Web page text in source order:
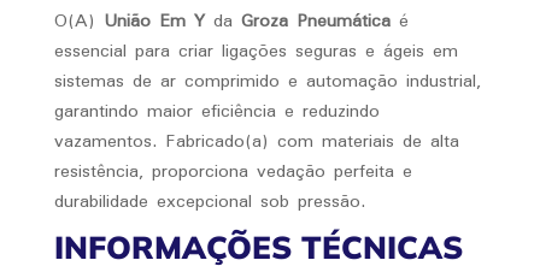
O(A) União Em Yda Groza Pneumáticaé
essencial para criar ligações seguras e ágeis em
sistemas de ar comprimido e automação industrial,
garantindo maior eficiência e reduzindo
vazamentos. Fabricado(a) com materiais de alta
resistência, proporciona vedação perfeita e
durabilidade excepcional sob pressão.
INFORMAÇÕES TÉCNICAS